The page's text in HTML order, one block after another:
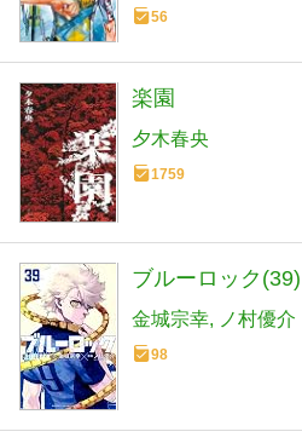
56
楽園
夕木春央
1759
ブルーロック
金城宗幸 ノ村優介
98